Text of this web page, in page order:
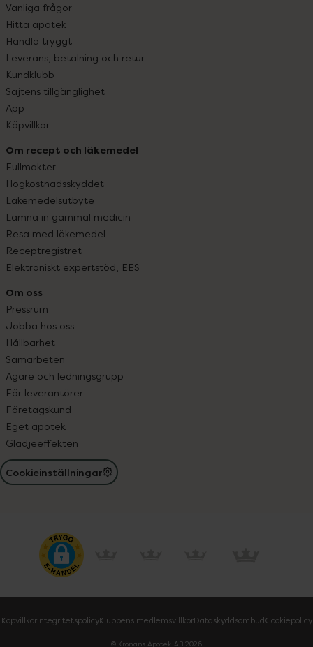
Vanliga frågor
Hitta apotek
Handla tryggt
Leverans, betalning och retur
Kundklubb
Sajtens tillgänglighet
App
Köpvillkor
Om recept och läkemedel
Fullmakter
Högkostnadsskyddet
Läkemedelsutbyte
Lämna in gammal medicin
Resa med läkemedel
Receptregistret
Elektroniskt expertstöd, EES
Om oss
Pressrum
Jobba hos oss
Hållbarhet
Samarbeten
Ägare och ledningsgrupp
För leverantörer
Företagskund
Eget apotek
Glädjeeffekten
Cookieinställningar
KöpvillkorIntegritetspolicyKlubbens medlemsvillkorDataskyddsombudCookiepolicy
© Kronans Apotek AB 2026